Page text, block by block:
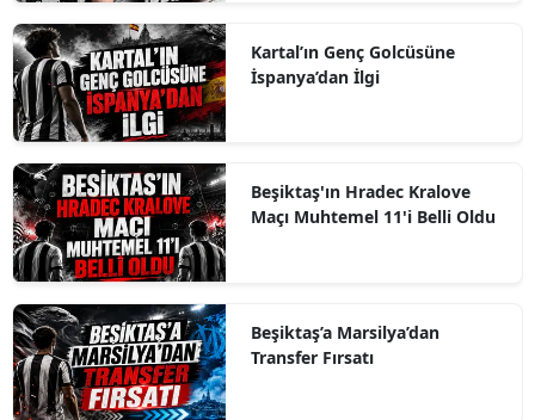
Kartal’ın Genç Golcüsüne
İspanya’dan İlgi
Beşiktaş'ın Hradec Kralove
Maçı Muhtemel 11'i Belli Oldu
Beşiktaş’a Marsilya’dan
Transfer Fırsatı